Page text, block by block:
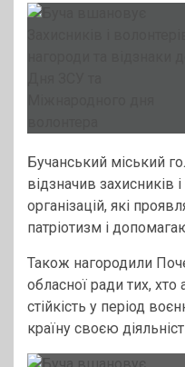
Бучанський міський
відзначив захисників
організацій, які
патріотизм і
Також нагородили
обласної ради тих,
стійкість у період
країну своєю